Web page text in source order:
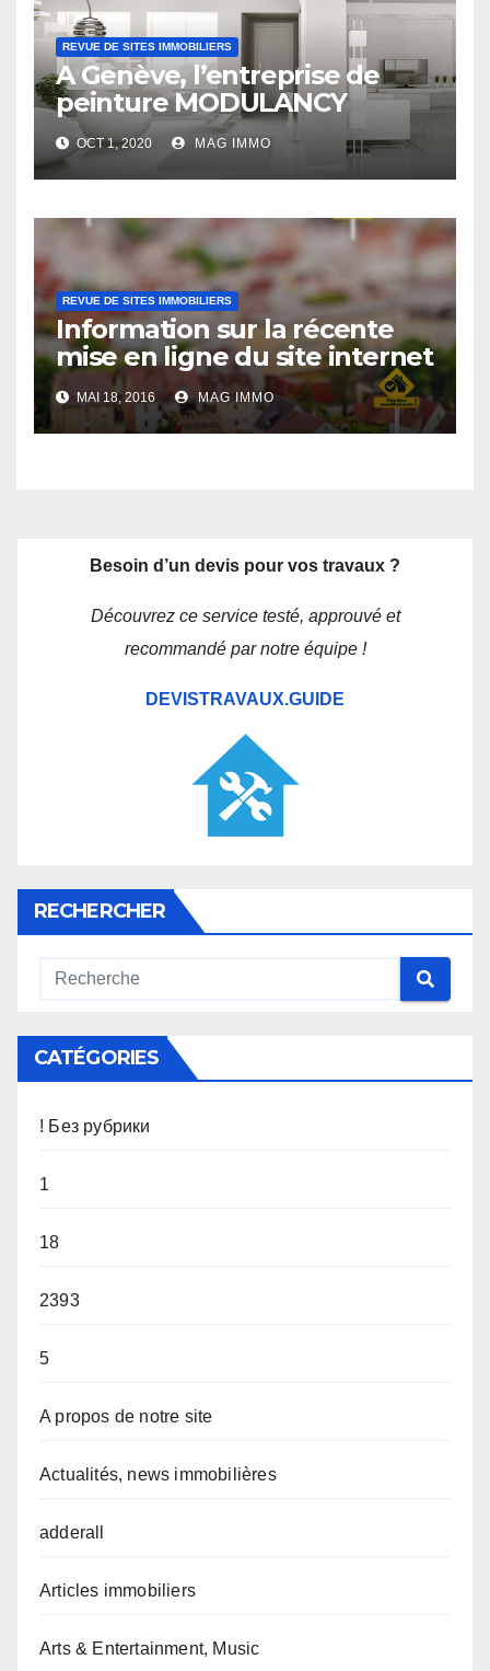
REVUE DE SITES IMMOBILIERS
A Genève, l’entreprise de
peinture MODULANCY
s’affirme comme un acteur
leader
OCT 1, 2020 MAG IMMO
REVUE DE SITES IMMOBILIERS
Information sur la récente
mise en ligne du site internet
Verifiemamaison.com
MAI 18, 2016 MAG IMMO
Besoin d’un devis pour vos travaux ?
Découvrez ce service testé, approuvé et
recommandé par notre équipe !
DEVISTRAVAUX.GUIDE
RECHERCHER
CATÉGORIES
! Без рубрики
1
18
2393
5
A propos de notre site
Actualités, news immobilières
adderall
Articles immobiliers
Arts & Entertainment, Music